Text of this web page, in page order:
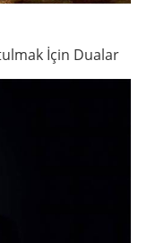
İçin Dualar